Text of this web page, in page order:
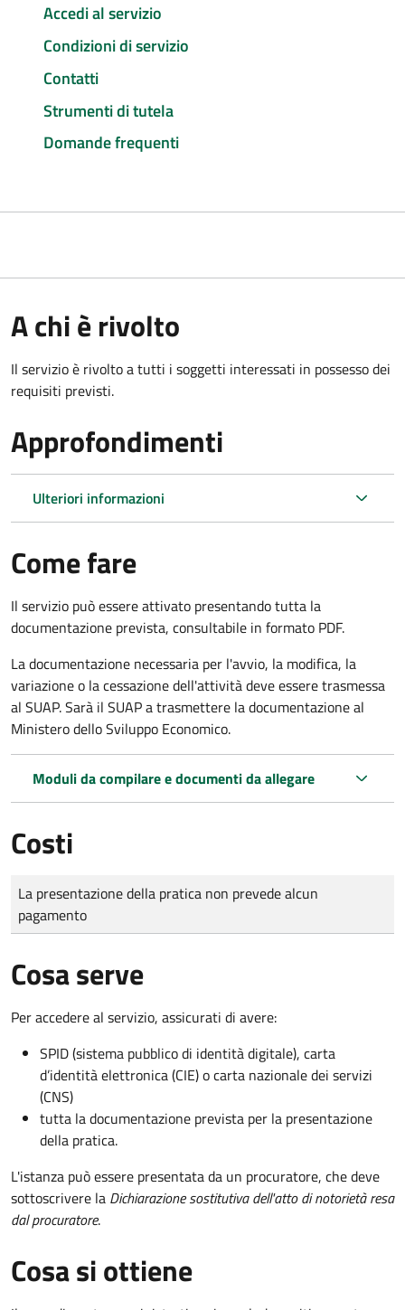
Accedi al servizio
Condizioni di servizio
Contatti
Strumenti di tutela
Domande frequenti
A chi è rivolto
Il servizio è rivolto a tutti i soggetti interessati in possesso dei
requisiti previsti.
Approfondimenti
Ulteriori informazioni
Come fare
Il servizio può essere attivato presentando tutta la
documentazione prevista, consultabile in formato PDF.
La documentazione necessaria per l'avvio, la modifica, la
variazione o la cessazione dell'attività deve essere trasmessa
al SUAP. Sarà il SUAP a trasmettere la documentazione al
Ministero dello Sviluppo Economico.
Moduli da compilare e documenti da allegare
Costi
Tipo di pagamento
Importo
La presentazione della pratica non prevede alcun
pagamento
Cosa serve
Per accedere al servizio, assicurati di avere:
SPID (sistema pubblico di identità digitale), carta
d’identità elettronica (CIE) o carta nazionale dei servizi
(CNS)
tutta la documentazione prevista per la presentazione
della pratica.
L'istanza può essere presentata da un procuratore, che deve
sottoscrivere la Dichiarazione sostitutiva dell'atto di notorietà resa
dal procuratore.
Cosa si ottiene